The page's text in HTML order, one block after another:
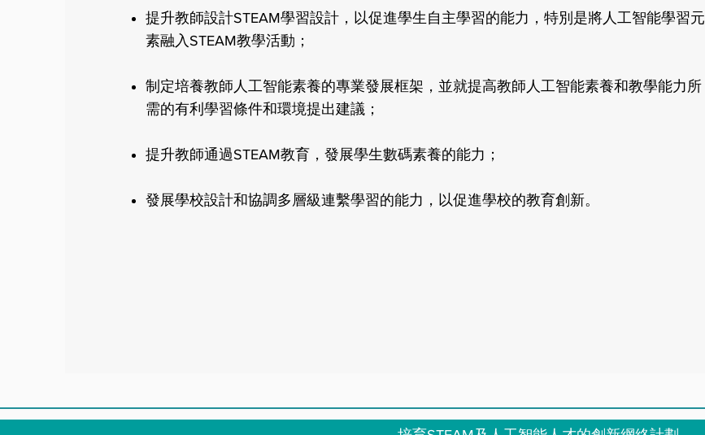
提升教師設計STEAM學習設計，以促進學生自主學習的能力，特別是將人工智能學習元
素融入STEAM教學活動；
​​制定培養教師人工智能素養的專業發展框架，並就提高教師人工智能素養和教學能力所
需的有利學習條件和環境提出建議；
提升教師通過STEAM教育，發展學生數碼素養的能力；
​發展學校設計和協調多層級連繫學習的能力，以促進學校的教育創新。